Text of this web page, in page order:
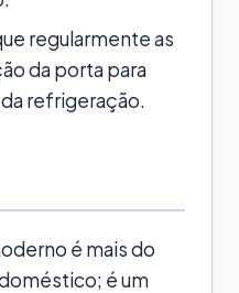
regularmente as
da porta para
refrigeração.
é mais do
é um